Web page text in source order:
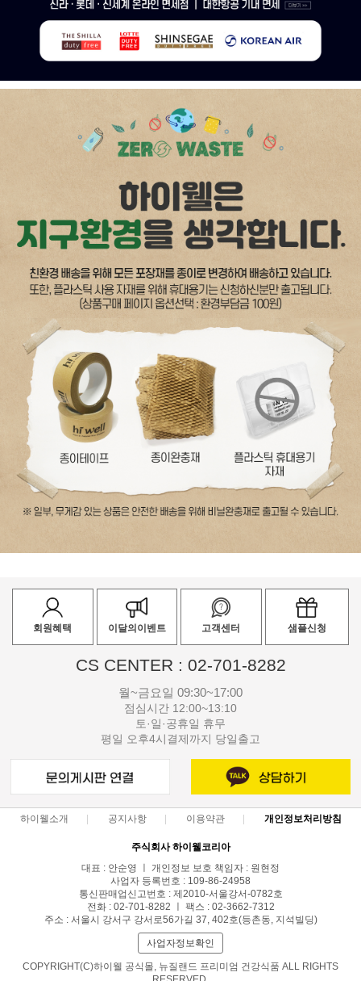
회원혜택 이달의이벤트 고객센터 샘플신청
CS CENTER : 02-701-8282
월~금요일 09:30~17:00
점심시간 12:00~13:10
토·일·공휴일 휴무
평일 오후4시결제까지 당일출고
하이웰소개 공지사항 이용약관 개인정보처리방침
주식회사 하이웰코리아
대표 : 안순영 ㅣ 개인정보 보호 책임자 : 원현정
사업자 등록번호 : 109-86-24958
통신판매업신고번호 : 제2010-서울강서-0782호
전화 : 02-701-8282 ㅣ 팩스 : 02-3662-7312
주소 : 서울시 강서구 강서로56가길 37, 402호(등촌동, 지석빌딩)
사업자정보확인
COPYRIGHT(C)하이웰 공식몰, 뉴질랜드 프리미엄 건강식품 ALL RIGHTS